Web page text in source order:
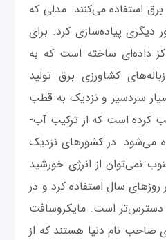
استفاده می‌کنند. مدلی که
دیگری پیاده‌سازی کرد. برای
داده‌ای ساخته است که به
کشاورزی برق تولید
سردسیر و نزدیک به قطب
کرده است که از ترکیب آب-
می‌شود. در کشورهای نزدیک
نمی‌توان از انرژی خورشید
سال استفاده کرد و در
است. مایکروسافت
نام دنیا هستند که از